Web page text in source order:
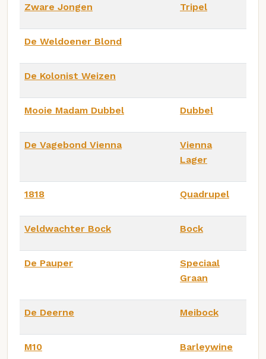
Zware Jongen Tripel
De Weldoener Blond
De Kolonist Weizen
Mooie Madam Dubbel Dubbel
De Vagebond Vienna
Vienna
Lager
1818 Quadrupel
Veldwachter Bock Bock
De Pauper
Speciaal
Graan
De Deerne Meibock
M10 Barleywine